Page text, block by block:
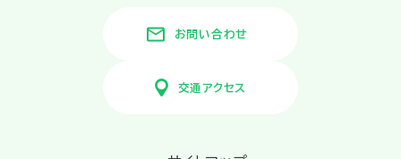
お問い合わせ
交通アクセス